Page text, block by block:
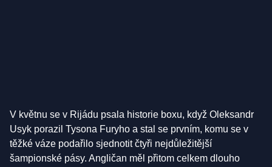
V květnu se v Rijádu psala historie boxu, když Oleksandr
Usyk porazil Tysona Furyho a stal se prvním, komu se v
těžké váze podařilo sjednotit čtyři nejdůležitější
šampionské pásy. Angličan měl přitom celkem dlouho